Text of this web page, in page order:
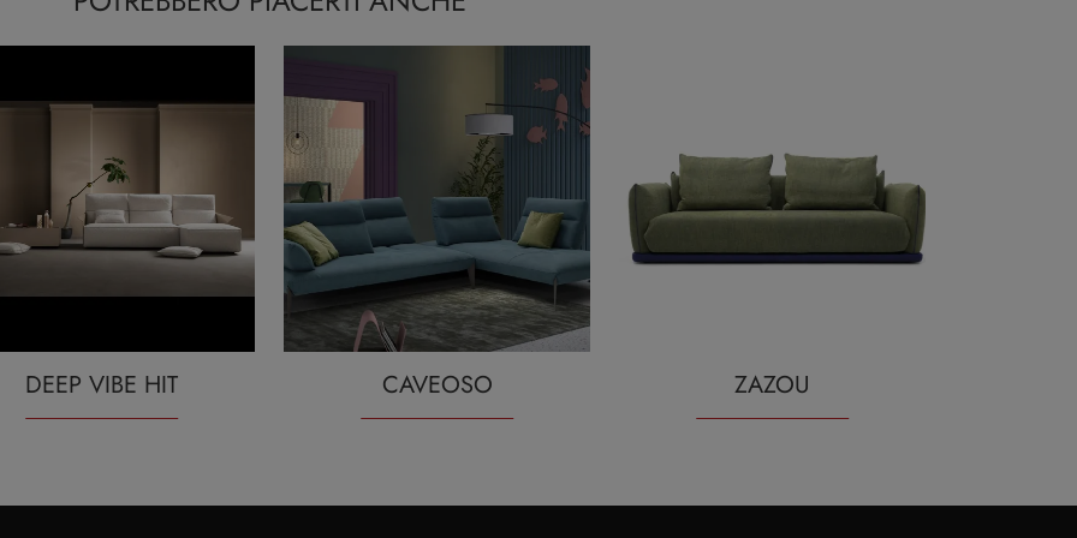
DEEP VIBE HIT CAVEOSO ZAZOU